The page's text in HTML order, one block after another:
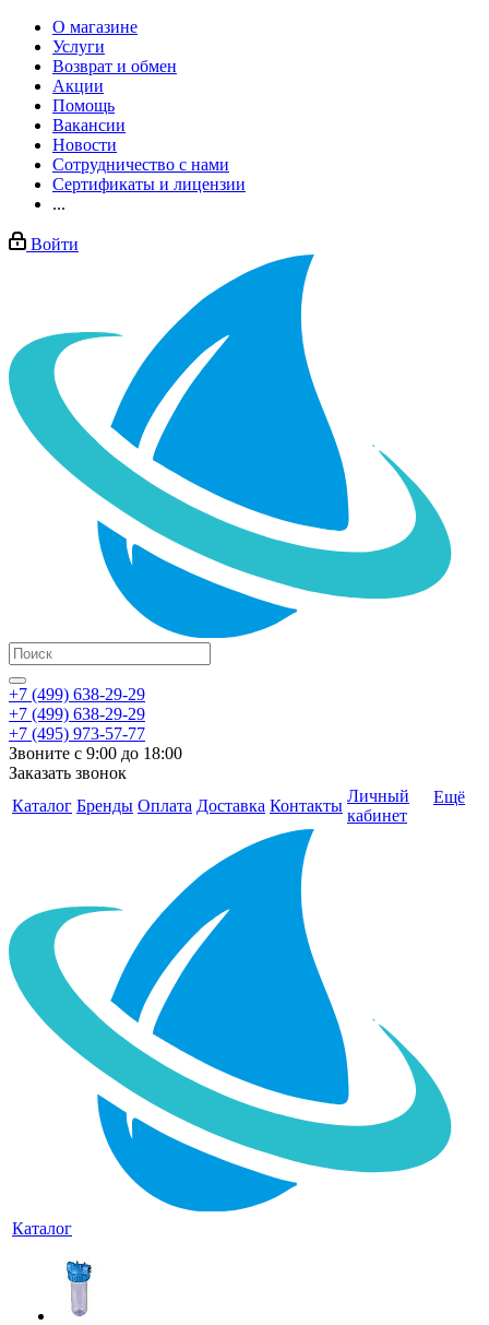
О магазине
Услуги
Возврат и обмен
Акции
Помощь
Вакансии
Новости
Сотрудничество с нами
Сертификаты и лицензии
...
Войти
+7 (499) 638-29-29
+7 (499) 638-29-29
+7 (495) 973-57-77
Звоните с 9:00 до 18:00
Заказать звонок
Каталог Бренды Оплата Доставка Контакты
Личный
кабинет
Ещё
Каталог